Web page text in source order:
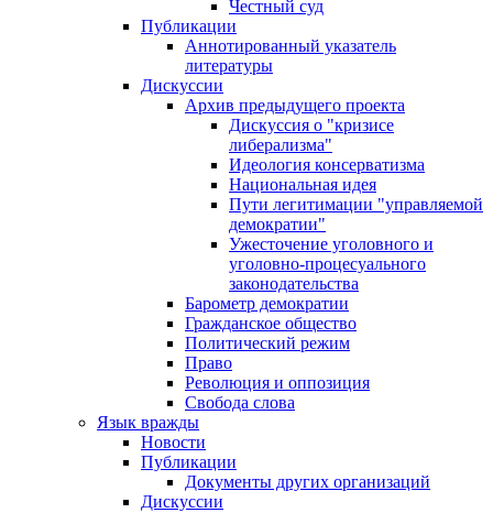
Честный суд
Публикации
Аннотированный указатель
литературы
Дискуссии
Архив предыдущего проекта
Дискуссия о "кризисе
либерализма"
Идеология консерватизма
Национальная идея
Пути легитимации "управляемой
демократии"
Ужесточение уголовного и
уголовно-процесуального
законодательства
Барометр демократии
Гражданское общество
Политический режим
Право
Революция и оппозиция
Свобода слова
Язык вражды
Новости
Публикации
Документы других организаций
Дискуссии